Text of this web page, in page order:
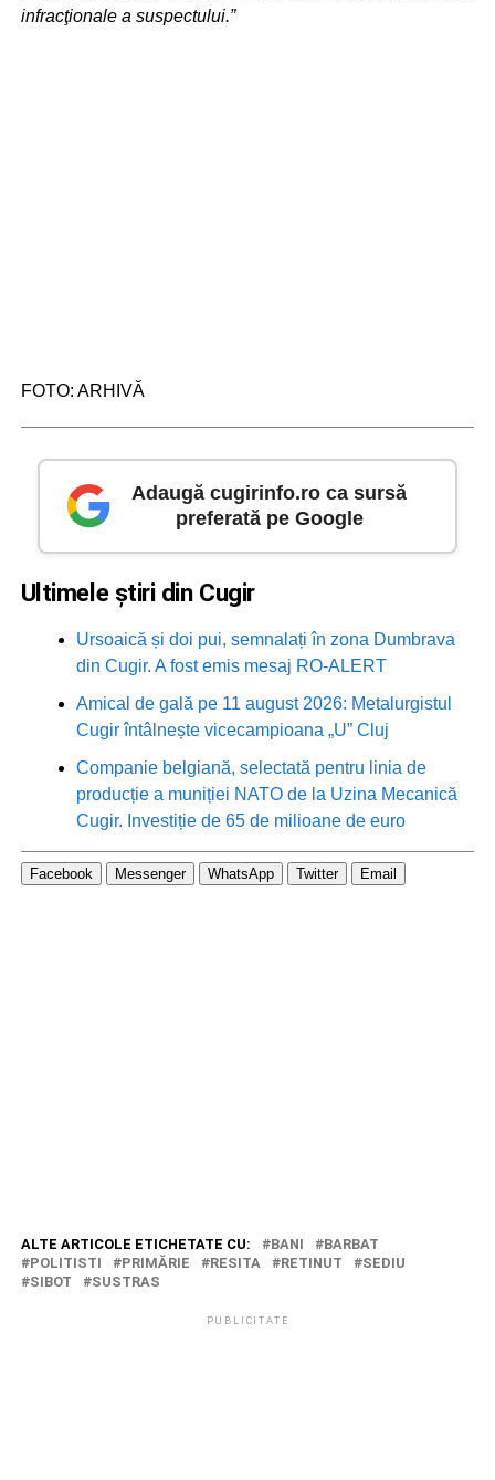
infracţionale a suspectului.”
FOTO: ARHIVĂ
Adaugă cugirinfo.ro ca sursă
preferată pe Google
Ultimele știri din Cugir
Ursoaică și doi pui, semnalați în zona Dumbrava
din Cugir. A fost emis mesaj RO-ALERT
Amical de gală pe 11 august 2026: Metalurgistul
Cugir întâlnește vicecampioana „U” Cluj
Companie belgiană, selectată pentru linia de
producție a muniției NATO de la Uzina Mecanică
Cugir. Investiție de 65 de milioane de euro
Facebook Messenger WhatsApp Twitter Email
ALTE ARTICOLE ETICHETATE CU: BANI
BARBAT
POLITISTI
PRIMĂRIE RESITA RETINUT
SEDIU
SIBOT
SUSTRAS
PUBLICITATE